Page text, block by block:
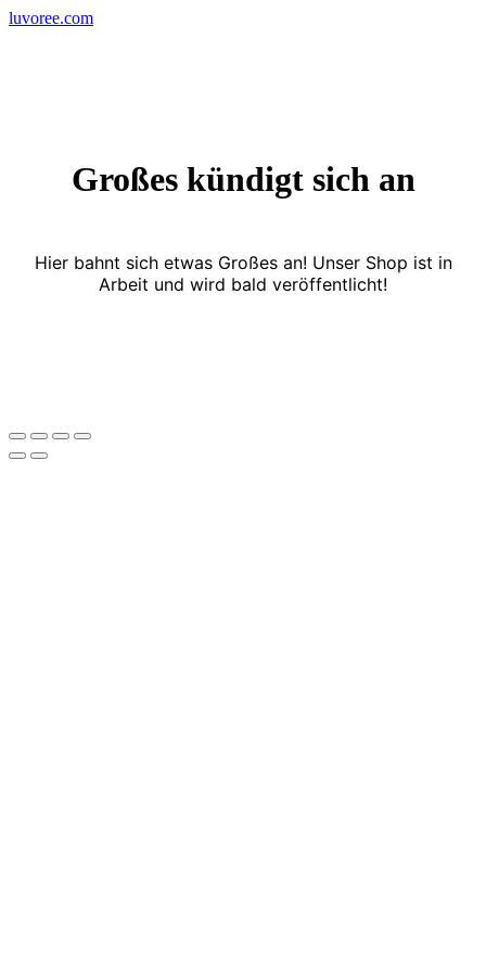
Skip
luvoree.com
Großes kündigt sich an
Hier bahnt sich etwas Großes an! Unser Shop ist in
Arbeit und wird bald veröffentlicht!